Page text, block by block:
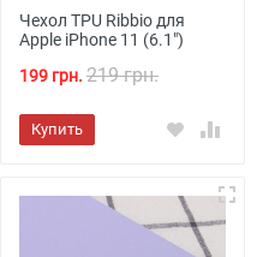
Чехол TPU Ribbio для
Apple iPhone 11 (6.1")
199 грн. 219 грн.
Купить